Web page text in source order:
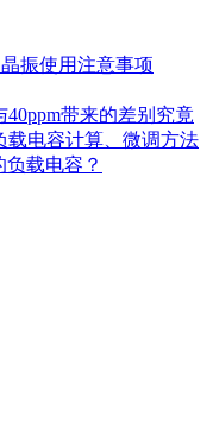
晶振使用注意事项
带来的差别究竟
载电容计算、微调方法
载电容？